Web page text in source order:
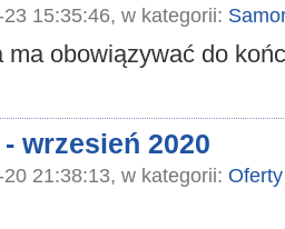
15:35:46, w kategorii:
obowiązywać do
wrzesień 2020
21:38:13, w kategorii: